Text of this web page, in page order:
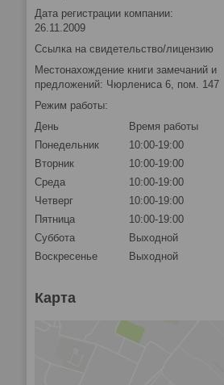
Дата регистрации компании:
26.11.2009
Ссылка на свидетельство/лицензию
Местонахождение книги замечаний и
предложений: Чюрлениса 6, пом. 147
Режим работы:
День
Время работы
Понедельник
10:00-19:00
Вторник
10:00-19:00
Среда
10:00-19:00
Четверг
10:00-19:00
Пятница
10:00-19:00
Суббота
Выходной
Воскресенье
Выходной
Карта